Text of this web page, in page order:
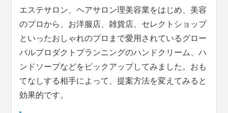
エステサロン、ヘアサロン理美容業をはじめ、美容
のプロから、お洋服店、雑貨店、セレクトショップ
といったおしゃれのプロまで愛用されているグロー
バルプロダクトプランニングのハンドクリーム、ハ
ンドソープなどをピックアップしてみました。おも
てなしする相手によって、提案方法を変えてみると
効果的です。